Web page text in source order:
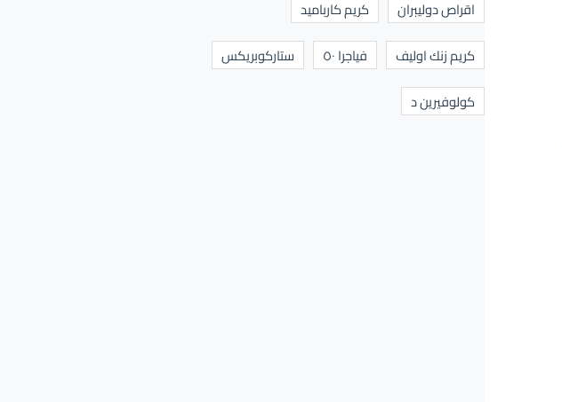
اقراص دوليبران
كريم كارباميد
كريم زنك اوليف
فياجرا ٥٠
ستاركوبريكس
كولوفيرين د